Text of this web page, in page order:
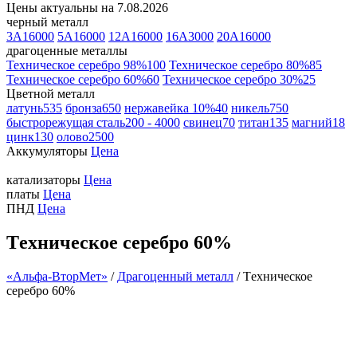
Цeны актуальны на 7.08.2026
черный мeталл
3A16000 5A16000 12A16000 16A3000 20A16000
драгоценные мeталлы
Техническое серебро 98%100 Техническое серебро 80%85
Техническое серебро 60%60 Техническое серебро 30%25
Цветной мeталл
латунь535 бронза650 нержавейка 10%40 никель750
быстрорежущая сталь200 - 4000 свинец70 титан135 магний18
цинк130 олово2500
Аккумуляторы Цена
катализаторы Цена
платы Цена
ПНД Цена
Тeхническое сeребро 60%
«Альфа-ВторМет» / Драгоценный металл /Тeхническое
сeребро 60%